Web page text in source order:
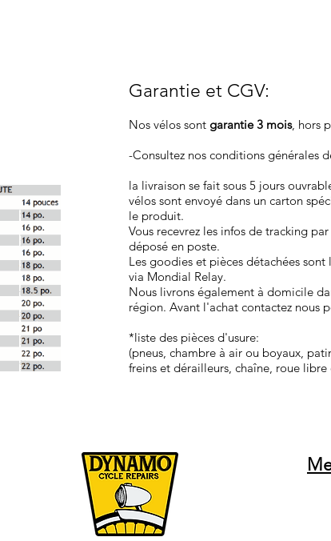
Garantie et CGV:
Nos vélos sont garantie 3 mois, hors
-Consultez nos conditions générales
la livraison se fait sous 5 jours
vélos sont envoyé dans un carton
le produit.
Vous recevrez les infos de tracking
déposé en poste.
Les goodies et pièces détachées sont
via Mondial Relay.
Nous livrons également à domicile
région. Avant l'achat contactez nous
*liste des pièces d'usure:
(pneus, chambre à air ou boyaux,
freins et dérailleurs, chaîne, roue